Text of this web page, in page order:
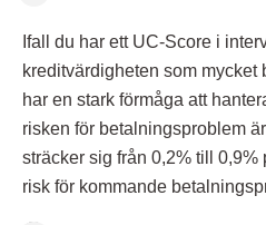
Ifall du har ett UC-Score i
kreditvärdigheten som mycket
har en stark förmåga att
risken för betalningsproblem
sträcker sig från 0,2% till 0,9%
risk för kommande